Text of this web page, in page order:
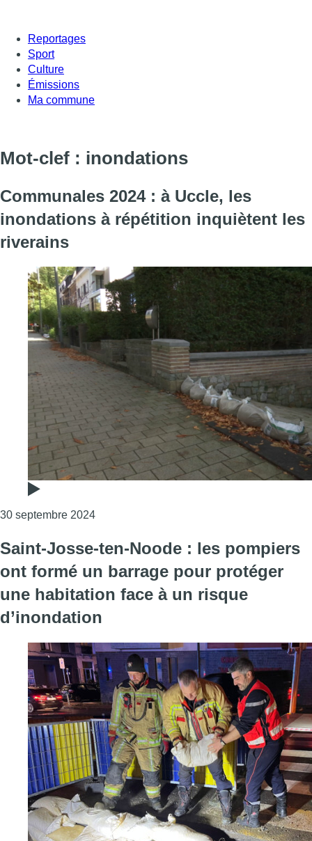
Reportages
Sport
Culture
Émissions
Ma commune
Mot-clef : inondations
Communales 2024 : à Uccle, les
inondations à répétition inquiètent les
riverains
30 septembre 2024Consulter l'article "Communales 2024 : à
Saint-Josse-ten-Noode : les pompiers
ont formé un barrage pour protéger
une habitation face à un risque
d’inondation